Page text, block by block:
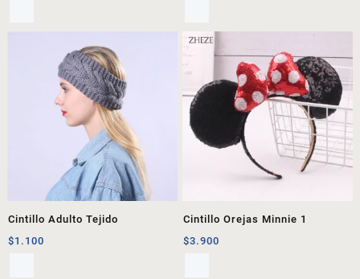
Cintillo Adulto Tejido
$1.100
Cintillo Orejas Minnie 1
$3.900